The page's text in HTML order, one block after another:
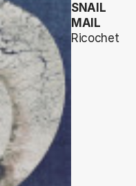
SNAIL
MAIL
Ricochet